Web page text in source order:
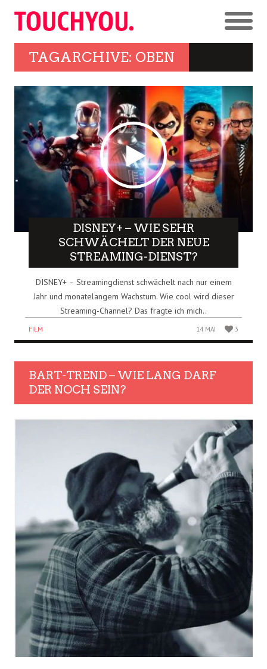
TAGARCHIVE: OBEN
DISNEY+ – WIE SEHR
SCHWÄCHELT DER NEUE
STREAMING-DIENST?
DISNEY+ – Streamingdienst schwächelt nach nur einem
Jahr und monatelangem Wachstum. Wie cool wird dieser
Streaming-Channel? Das fragte ich mich..
FILM 14 MAI 3
BART-TREND – WIE LANG DARF
DER NOCH SEIN?